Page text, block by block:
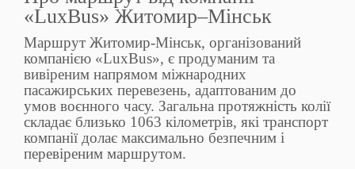
«LuxBus» Житомир–Мінськ
Маршрут Житомир-Мінськ, організований
компанією «LuxBus», є продуманим та
вивіреним напрямом міжнародних
пасажирських перевезень, адаптованим до
умов воєнного часу. Загальна протяжність колії
складає близько 1063 кілометрів, які транспорт
компанії долає максимально безпечним і
перевіреним маршрутом.